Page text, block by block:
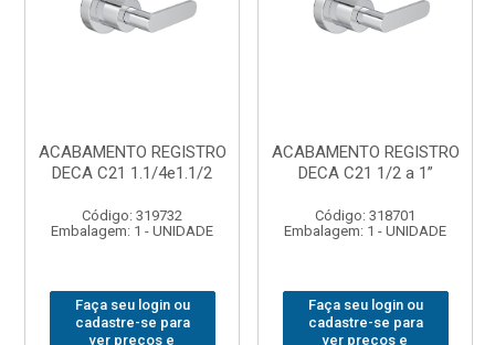
ACABAMENTO REGISTRO
DECA C21 1.1/4e1.1/2
Código: 319732
Embalagem: 1 - UNIDADE
Faça seu login ou
cadastre-se para
ver preços e
ACABAMENTO REGISTRO
DECA C21 1/2 a 1”
Código: 318701
Embalagem: 1 - UNIDADE
Faça seu login ou
cadastre-se para
ver preços e